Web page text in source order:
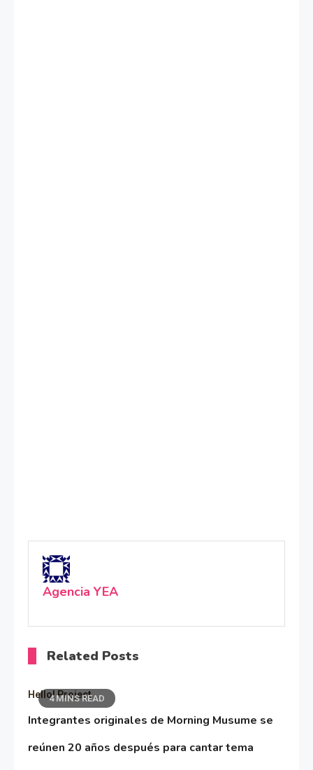
Agencia YEA
Related Posts
4 MINS READ
Hello! Project
Integrantes originales de Morning Musume se
reúnen 20 años después para cantar tema